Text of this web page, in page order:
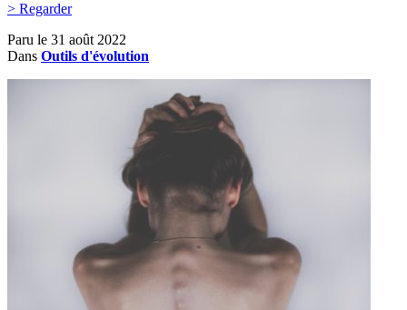
> Regarder
Paru le 31 août 2022
Dans Outils d'évolution